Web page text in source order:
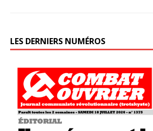
LES DERNIERS NUMÉROS